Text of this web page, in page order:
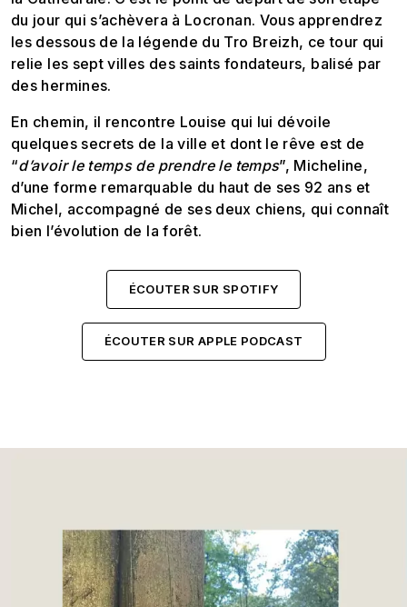
du jour qui s’achèvera à Locronan. Vous apprendrez
les dessous de la légende du Tro Breizh, ce tour qui
relie les sept villes des saints fondateurs, balisé par
des hermines.
En chemin, il rencontre Louise qui lui dévoile
quelques secrets de la ville et dont le rêve est de
“d’avoir le temps de prendre le temps”, Micheline,
d’une forme remarquable du haut de ses 92 ans et
Michel, accompagné de ses deux chiens, qui connaît
bien l’évolution de la forêt.
ÉCOUTER SUR SPOTIFY
ÉCOUTER SUR APPLE PODCAST